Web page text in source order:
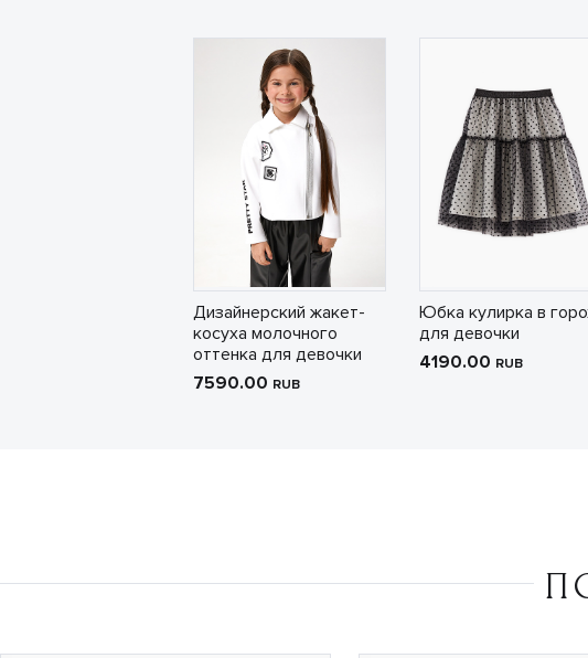
Дизайнерский жакет-
косуха молочного
оттенка для девочки
7590.00 RUB
Юбка кулирка в
для девочки
4190.00 RUB